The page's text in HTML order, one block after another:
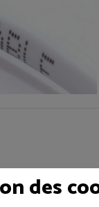
des